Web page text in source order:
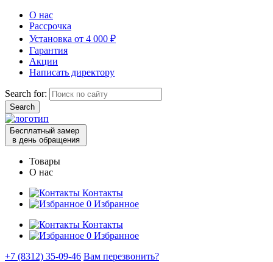
О нас
Рассрочка
Установка от 4 000 ₽
Гарантия
Акции
Написать директору
Search for:
Бесплатный замер
в день обращения
Товары
О нас
Контакты
0 Избранное
Контакты
0 Избранное
+7 (8312) 35-09-46 Вам перезвонить?